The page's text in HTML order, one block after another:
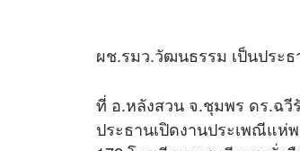
ผช.รมว.วัฒนธรรม เป็นประ
ที่ อ.หลังสวน จ.ชุมพร ดร.ฉวี
ประธานเปิดงานประเพณีแห่